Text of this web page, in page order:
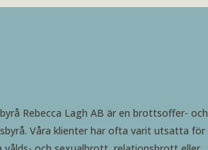
Rebecca Lagh AB är en brottsoffer- och
Våra klienter har ofta varit utsatta för